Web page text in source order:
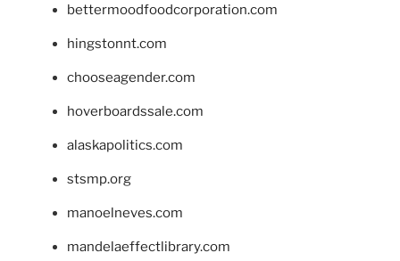
bettermoodfoodcorporation.com
hingstonnt.com
chooseagender.com
hoverboardssale.com
alaskapolitics.com
stsmp.org
manoelneves.com
mandelaeffectlibrary.com